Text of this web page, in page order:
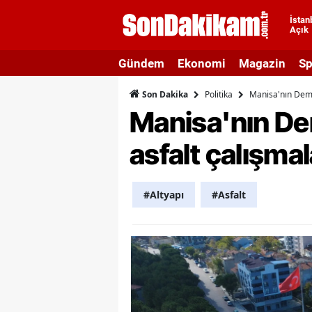
Açık
Gündem Ekonomi Magazin
Son Dakika Politika Manisa'nın
Manisa'nın
asfalt
#Altyapı #Asfalt